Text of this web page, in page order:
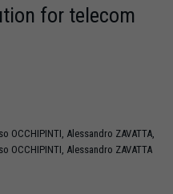
for telecom
OCCHIPINTI, Alessandro ZAVATTA,
OCCHIPINTI, Alessandro ZAVATTA